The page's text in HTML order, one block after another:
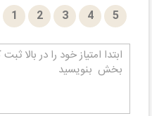
1 2 3 4 5